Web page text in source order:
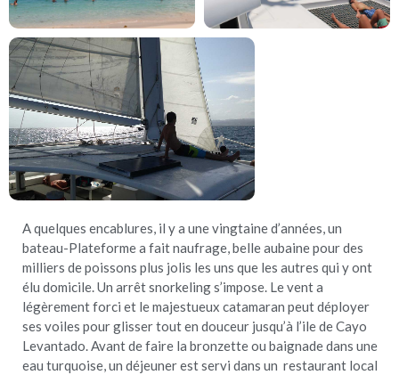
A quelques encablures, il y a une vingtaine d’années, un
bateau-Plateforme a fait naufrage, belle aubaine pour des
milliers de poissons plus jolis les uns que les autres qui y ont
élu domicile. Un arrêt snorkeling s’impose. Le vent a
légèrement forci et le majestueux catamaran peut déployer
ses voiles pour glisser tout en douceur jusqu’à l’ile de Cayo
Levantado. Avant de faire la bronzette ou baignade dans une
eau turquoise, un déjeuner est servi dans un restaurant local